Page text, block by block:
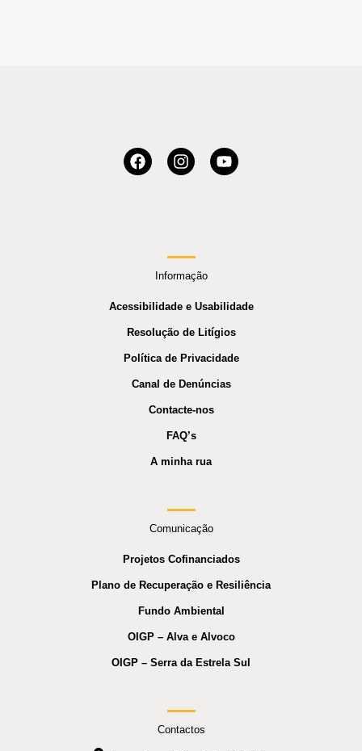
Informação
Acessibilidade e Usabilidade
Resolução de Litígios
Política de Privacidade
Canal de Denúncias
Contacte-nos
FAQ’s
A minha rua
Comunicação
Projetos Cofinanciados
Plano de Recuperação e Resiliência
Fundo Ambiental
OIGP – Alva e Alvoco
OIGP – Serra da Estrela Sul
Contactos